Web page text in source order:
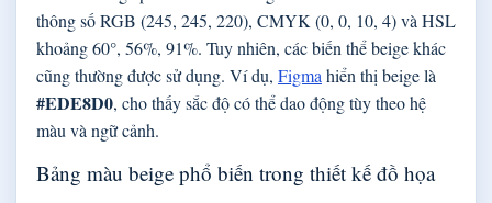
thông số RGB (245, 245, 220), CMYK (0, 0, 10, 4) và HSL
khoảng 60°, 56%, 91%. Tuy nhiên, các biến thể beige khác
cũng thường được sử dụng. Ví dụ, Figma hiển thị beige là
#EDE8D0, cho thấy sắc độ có thể dao động tùy theo hệ
màu và ngữ cảnh.
Bảng màu beige phổ biến trong thiết kế đồ họa